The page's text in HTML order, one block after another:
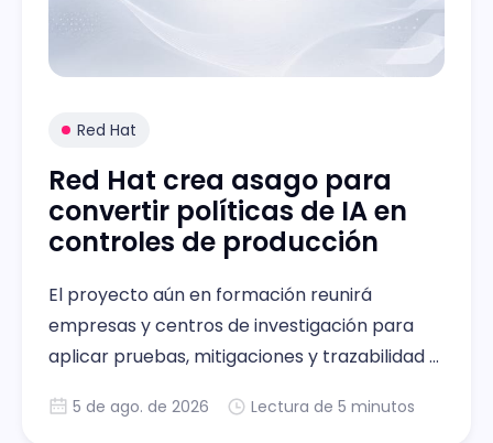
Red Hat
Red Hat crea asago para
convertir políticas de IA en
controles de producción
El proyecto aún en formación reunirá
empresas y centros de investigación para
aplicar pruebas, mitigaciones y trazabilidad a
5 de ago. de 2026 Lectura de 5 minutos